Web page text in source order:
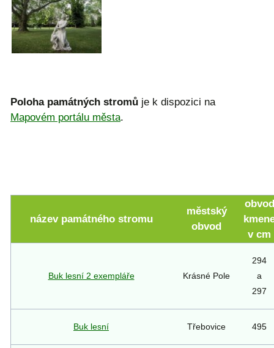
Poloha památných stromů je k dispozici na
Mapovém portálu města.
název památného stromu
městský
obvod
obvod
v cm
Buk lesní 2 exempláře Krásné Pole
294
a
297
Buk lesní Třebovice 495